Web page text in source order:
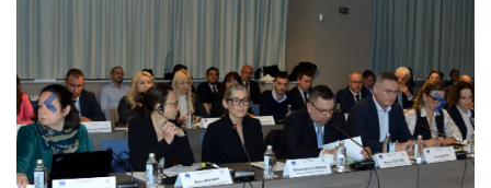
Previous Next